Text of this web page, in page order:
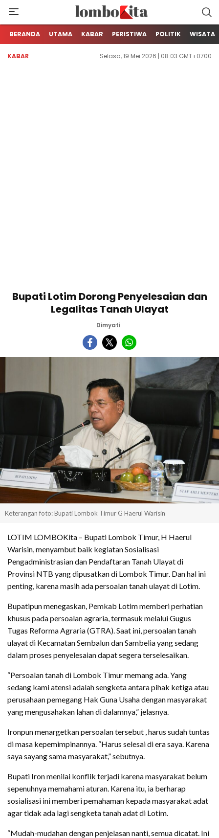
LOMBOKita
Media Berita Online dari Lombok
BERANDA UTAMA KABAR PERISTIWA POLITIK WISATA
KABAR Selasa, 19 Mei 2026 | 08:03 GMT+0700
Bupati Lotim Dorong Penyelesaian dan
Legalitas Tanah Ulayat
Dimyati
Keterangan foto: Bupati Lombok Timur G Haerul Warisin
LOTIM LOMBOKita – Bupati Lombok Timur, H Haerul
Warisin, menyambut baik kegiatan Sosialisasi
Pengadministrasian dan Pendaftaran Tanah Ulayat di
Provinsi NTB yang dipusatkan di Lombok Timur. Dan hal ini
penting, karena masih ada persoalan tanah ulayat di Lotim.
Bupatipun menegaskan, Pemkab Lotim memberi perhatian
khusus pada persoalan agraria, termasuk melalui Gugus
Tugas Reforma Agraria (GTRA). Saat ini, persoalan tanah
ulayat di Kecamatan Sembalun dan Sambelia yang sedang
dalam proses penyelesaian dapat segera terselesaikan.
“Persoalan tanah di Lombok Timur memang ada. Yang
sedang kami atensi adalah sengketa antara pihak ketiga atau
perusahaan pemegang Hak Guna Usaha dengan masyarakat
yang mengusahakan lahan di dalamnya,” jelasnya.
Ironpun menargetkan persoalan tersebut , harus sudah tuntas
di masa kepemimpinannya. “Harus selesai di era saya. Karena
saya sayang sama masyarakat,” sebutnya.
Bupati Iron menilai konflik terjadi karena masyarakat belum
sepenuhnya memahami aturan. Karena itu, ia berharap
sosialisasi ini memberi pemahaman kepada masyarakat adat
agar tidak ada lagi sengketa tanah adat di Lotim.
“Mudah-mudahan dengan penjelasan nanti, semua dicatat. Ini